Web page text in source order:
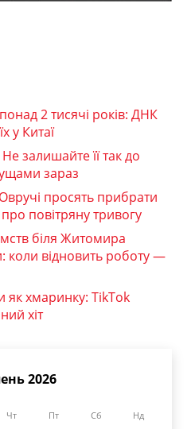
2 тисячі років: ДНК
у Китаї
залишайте її так до
зараз
просять прибрати
повітряну тривогу
біля Житомира
коли відновить роботу —
як хмаринку: TikTok
хіт
2026
Чт Пт Сб Нд